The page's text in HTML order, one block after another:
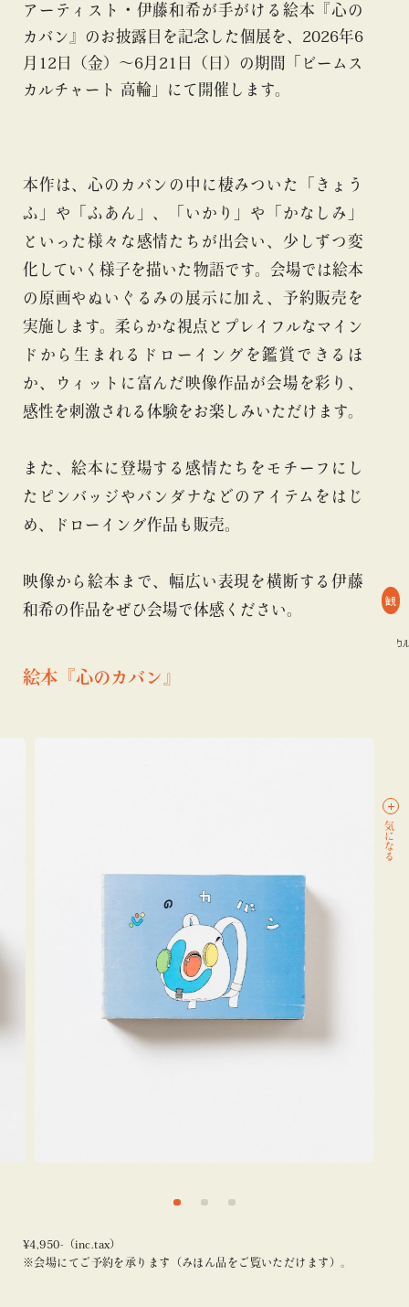
blog blog
アーティスト・伊藤和希が手がける絵本『心の
カバン』のお披露目を記念した個展を、2026年6
月12日（金）〜6月21日（日）の期間「ビームス
カルチャート 高輪」にて開催します。
本作は、心のカバンの中に棲みついた「きょう
ふ」や「ふあん」、「いかり」や「かなしみ」
といった様々な感情たちが出会い、少しずつ変
化していく様子を描いた物語です。会場では絵本
の原画やぬいぐるみの展示に加え、予約販売を
実施します。柔らかな視点とプレイフルなマイン
ドから生まれるドローイングを鑑賞できるほ
か、ウィットに富んだ映像作品が会場を彩り、
感性を刺激される体験をお楽しみいただけます。
また、絵本に登場する感情たちをモチーフにし
たピンバッジやバンダナなどのアイテムをはじ
め、ドローイング作品も販売。
映像から絵本まで、幅広い表現を横断する伊藤
和希の作品をぜひ会場で体感ください。
絵本『心のカバン』
¥4,950-（inc.tax）
※会場にてご予約を承ります（みほん品をご覧いただけます）。
観
#ビームス カル
気になる